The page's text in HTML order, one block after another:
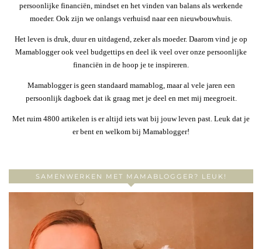
persoonlijke financiën, mindset en het vinden van balans als werkende
moeder. Ook zijn we onlangs verhuisd naar een nieuwbouwhuis.
Het leven is druk, duur en uitdagend, zeker als moeder. Daarom vind je op
Mamablogger ook veel budgettips en deel ik veel over onze persoonlijke
financiën in de hoop je te inspireren.
Mamablogger is geen standaard mamablog, maar al vele jaren een
persoonlijk dagboek dat ik graag met je deel en met mij meegroeit.
Met ruim 4800 artikelen is er altijd iets wat bij jouw leven past. Leuk dat je
er bent en welkom bij Mamablogger!
SAMENWERKEN MET MAMABLOGGER? LEUK!